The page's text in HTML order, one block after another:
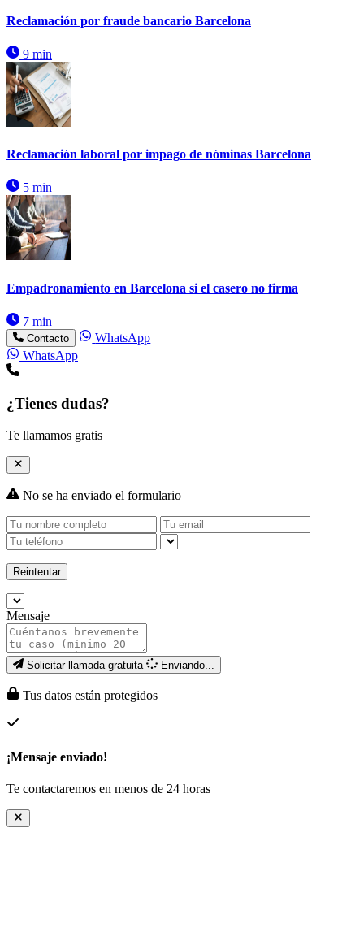
Reclamación por fraude bancario Barcelona
9 min
Reclamación laboral por impago de nóminas Barcelona
5 min
Empadronamiento en Barcelona si el casero no firma
7 min
Contacto
WhatsApp
WhatsApp
¿Tienes dudas?
Te llamamos gratis
No se ha enviado el formulario
Reintentar
Mensaje
Solicitar llamada gratuita Enviando...
Tus datos están protegidos
¡Mensaje enviado!
Te contactaremos en menos de 24 horas